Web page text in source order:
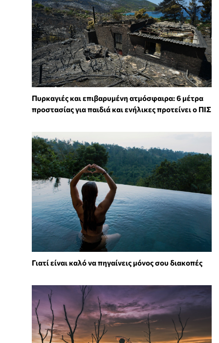
Πυρκαγιές και επιβαρυμένη ατμόσφαιρα: 6 μέτρα
προστασίας για παιδιά και ενήλικες προτείνει ο ΠΙΣ
Γιατί είναι καλό να πηγαίνεις μόνος σου διακοπές